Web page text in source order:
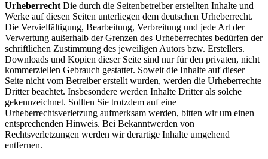
UrheberrechtDie durch die Seitenbetreiber erstellten Inhalte und
Werke auf diesen Seiten unterliegen dem deutschen Urheberrecht.
Die Vervielfältigung, Bearbeitung, Verbreitung und jede Art der
Verwertung außerhalb der Grenzen des Urheberrechtes bedürfen der
schriftlichen Zustimmung des jeweiligen Autors bzw. Erstellers.
Downloads und Kopien dieser Seite sind nur für den privaten, nicht
kommerziellen Gebrauch gestattet. Soweit die Inhalte auf dieser
Seite nicht vom Betreiber erstellt wurden, werden die Urheberrechte
Dritter beachtet. Insbesondere werden Inhalte Dritter als solche
gekennzeichnet. Sollten Sie trotzdem auf eine
Urheberrechtsverletzung aufmerksam werden, bitten wir um einen
entsprechenden Hinweis. Bei Bekanntwerden von
Rechtsverletzungen werden wir derartige Inhalte umgehend
entfernen.